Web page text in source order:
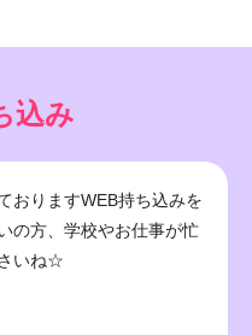
込み
おりますWEB持ち込みを
の方、学校やお仕事が忙
いね☆